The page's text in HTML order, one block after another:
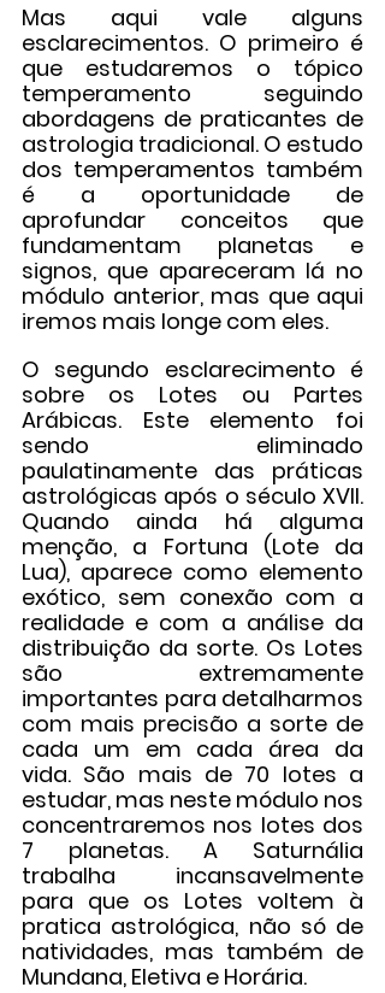
Mas aqui vale alguns
esclarecimentos. O primeiro é
que estudaremos o tópico
temperamento seguindo
abordagens de praticantes de
astrologia tradicional. O estudo
dos temperamentos também
é a oportunidade de
aprofundar conceitos que
fundamentam planetas e
signos, que apareceram lá no
módulo anterior, mas que aqui
iremos mais longe com eles.
O segundo esclarecimento é
sobre os Lotes ou Partes
Arábicas. Este elemento foi
sendo eliminado
paulatinamente das práticas
astrológicas após o século XVII.
Quando ainda há alguma
menção, a Fortuna (Lote da
Lua), aparece como elemento
exótico, sem conexão com a
realidade e com a análise da
distribuição da sorte. Os Lotes
são extremamente
importantes para detalharmos
com mais precisão a sorte de
cada um em cada área da
vida. São mais de 70 lotes a
estudar, mas neste módulo nos
concentraremos nos lotes dos
7 planetas. A Saturnália
trabalha incansavelmente
para que os Lotes voltem à
pratica astrológica, não só de
natividades, mas também de
Mundana, Eletiva e Horária.